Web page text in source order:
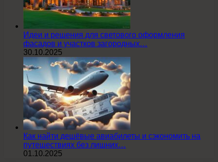
Идеи и решения для светового оформления
фасадов и участков загородных…
30.10.2025
Как найти дешёвые авиабилеты и сэкономить на
путешествиях без лишних…
01.10.2025